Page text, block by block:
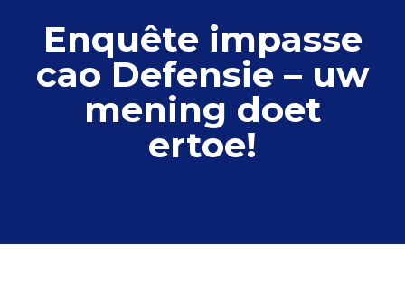
Enquête impasse
cao Defensie – uw
mening doet
ertoe!